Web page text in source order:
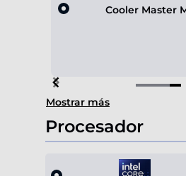
Cooler Master
Item
4
of
4
Mostrar más
Procesador